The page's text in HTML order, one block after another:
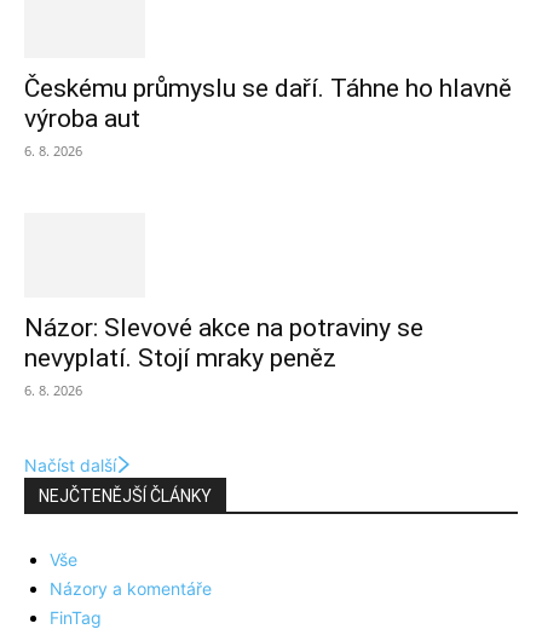
Českému průmyslu se daří. Táhne ho hlavně
výroba aut
6. 8. 2026
Názor: Slevové akce na potraviny se
nevyplatí. Stojí mraky peněz
6. 8. 2026
Načíst další
NEJČTENĚJŠÍ ČLÁNKY
Vše
Názory a komentáře
FinTag